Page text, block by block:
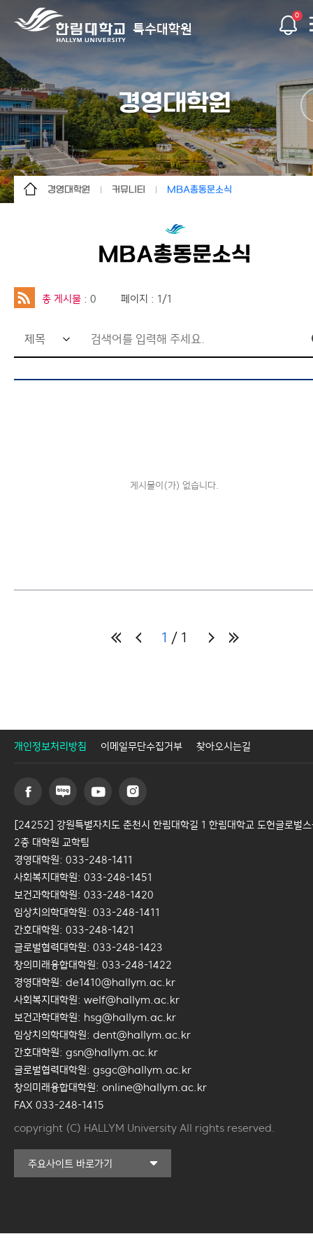
특수대학원
0
경영대학원
경영대학원
보건과학대학원
글로벌협력대학원
창의미래융합대학원
사이트맵
커뮤니티
학사안내
MBA총동문소식
행사/동정
관련사이트
MBA총동문소식
총 게시물 : 0 페이지 : 1/1
검
색
어
게시물이(가) 없습니다.
1 1
개인정보처리방침 이메일무단수집거부 찾아오시는길
[24252] 강원특별자치도 춘천시 한림대학길 1 한림대학교 도헌글로벌
2층 대학원 교학팀
경영대학원: 033-248-1411
사회복지대학원: 033-248-1451
보건과학대학원: 033-248-1420
임상치의학대학원: 033-248-1411
간호대학원: 033-248-1421
글로벌협력대학원: 033-248-1423
창의미래융합대학원: 033-248-1422
경영대학원: de1410@hallym.ac.kr
사회복지대학원: welf@hallym.ac.kr
보건과학대학원: hsg@hallym.ac.kr
임상치의학대학원: dent@hallym.ac.kr
간호대학원: gsn@hallym.ac.kr
글로벌협력대학원: gsgc@hallym.ac.kr
창의미래융합대학원: online@hallym.ac.kr
FAX 033-248-1415
copyright (C) HALLYM University All rights reserved.
주요사이트 바로가기
커뮤니티교육원
국제학생증신청